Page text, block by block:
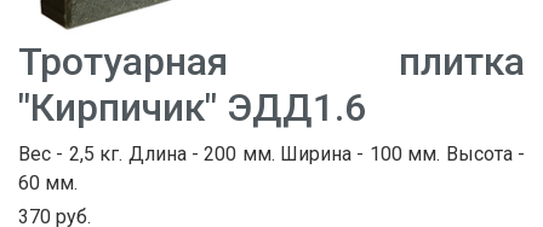
Тротуарная плитка
"Кирпичик" ЭДД1.6
Вес - 2,5 кг. Длина - 200 мм. Ширина - 100 мм. Высота -
60 мм.
370 руб.